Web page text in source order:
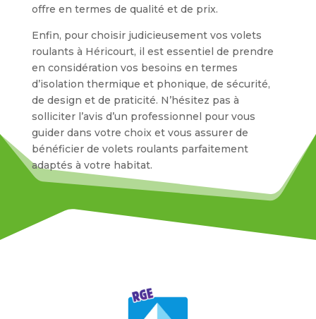
offre en termes de qualité et de prix.
Enfin, pour choisir judicieusement vos volets
roulants à Héricourt, il est essentiel de prendre
en considération vos besoins en termes
d’isolation thermique et phonique, de sécurité,
de design et de praticité. N’hésitez pas à
solliciter l’avis d’un professionnel pour vous
guider dans votre choix et vous assurer de
bénéficier de volets roulants parfaitement
adaptés à votre habitat.